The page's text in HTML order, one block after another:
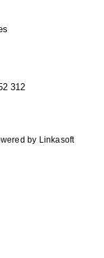
312
by Linkasoft